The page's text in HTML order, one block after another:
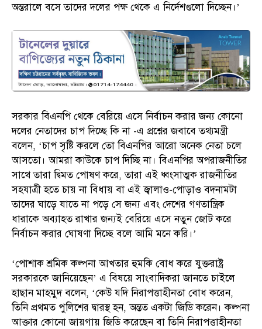
অন্তরালে বসে তাদের দলের পক্ষ থেকে এ নির্দেশগুলো দিচ্ছেন।’
সরকার বিএনপি থেকে বেরিয়ে এসে নির্বাচন করার জন্য কোনো
দলের নেতাদের চাপ দিচ্ছে কি না -এ প্রশ্নের জবাবে তথ্যমন্ত্রী
বলেন, ‘চাপ সৃষ্টি করলে তো বিএনপির আরো অনেক নেতা চলে
আসতো। আমরা কাউকে চাপ দিচ্ছি না। বিএনপির অপরাজনীতির
সাথে তারা দ্বিমত পোষণ করে, তারা এই ধ্বংসাত্মক রাজনীতির
সহযাত্রী হতে চায় না বিধায় বা এই জ্বালাও-পোড়াও বদনামটা
তাদের ঘাড়ে যাতে না পড়ে সে জন্য এবং দেশের গণতান্ত্রিক
ধারাকে অব্যাহত রাখার জন্যই বেরিয়ে এসে নতুন জোট করে
নির্বাচন করার ঘোষণা দিচ্ছে বলে আমি মনে করি।’
‘পোশাক শ্রমিক কল্পনা আখতার হুমকি বোধ করে যুক্তরাষ্ট্র
সরকারকে জানিয়েছেন’ এ বিষয়ে সাংবাদিকরা জানতে চাইলে
হাছান মাহমুদ বলেন, ‘কেউ যদি নিরাপত্তাহীনতা বোধ করেন,
তিনি প্রথমত পুলিশের দ্বারস্থ হন, অন্তত একটা জিডি করেন। কল্পনা
আক্তার কোনো জায়গায় জিডি করেছেন বা তিনি নিরাপত্তাহীনতা